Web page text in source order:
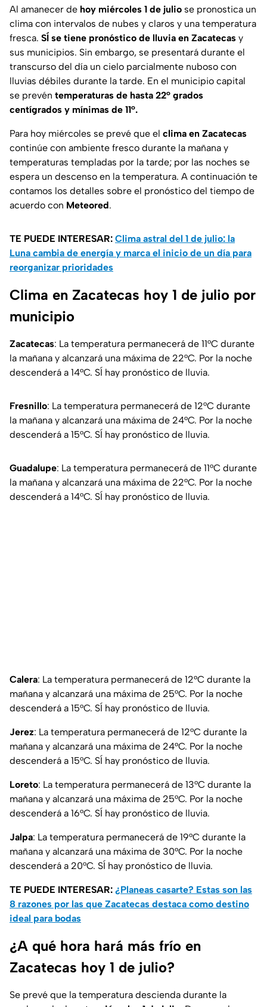
Al amanecer de hoy miércoles 1 de julio se pronostica un
clima con intervalos de nubes y claros y una temperatura
fresca. SÍ se tiene pronóstico de lluvia en Zacatecas y
sus municipios. Sin embargo, se presentará durante el
transcurso del día un cielo parcialmente nuboso con
lluvias débiles durante la tarde. En el municipio capital
se prevén temperaturas de hasta 22° grados
centígrados y mínimas de 11°.
Para hoy miércoles se prevé que el clima en Zacatecas
continúe con ambiente fresco durante la mañana y
temperaturas templadas por la tarde; por las noches se
espera un descenso en la temperatura. A continuación te
contamos los detalles sobre el pronóstico del tiempo de
acuerdo con Meteored.
TE PUEDE INTERESAR: Clima astral del 1 de julio: la
Luna cambia de energía y marca el inicio de un día para
reorganizar prioridades
Clima en Zacatecas hoy 1 de julio por
municipio
Zacatecas: La temperatura permanecerá de 11°C durante
la mañana y alcanzará una máxima de 22°C. Por la noche
descenderá a 14°C. SÍ hay pronóstico de lluvia.
Fresnillo: La temperatura permanecerá de 12°C durante
la mañana y alcanzará una máxima de 24°C. Por la noche
descenderá a 15°C. SÍ hay pronóstico de lluvia.
Guadalupe: La temperatura permanecerá de 11°C durante
la mañana y alcanzará una máxima de 22°C. Por la noche
descenderá a 14°C. SÍ hay pronóstico de lluvia.
Calera: La temperatura permanecerá de 12°C durante la
mañana y alcanzará una máxima de 25°C. Por la noche
descenderá a 15°C. SÍ hay pronóstico de lluvia.
Jerez: La temperatura permanecerá de 12°C durante la
mañana y alcanzará una máxima de 24°C. Por la noche
descenderá a 15°C. SÍ hay pronóstico de lluvia.
Loreto: La temperatura permanecerá de 13°C durante la
mañana y alcanzará una máxima de 25°C. Por la noche
descenderá a 16°C. SÍ hay pronóstico de lluvia.
Jalpa: La temperatura permanecerá de 19°C durante la
mañana y alcanzará una máxima de 30°C. Por la noche
descenderá a 20°C. SÍ hay pronóstico de lluvia.
TE PUEDE INTERESAR: ¿Planeas casarte? Estas son las
8 razones por las que Zacatecas destaca como destino
ideal para bodas
¿A qué hora hará más frío en
Zacatecas hoy 1 de julio?
Se prevé que la temperatura descienda durante la